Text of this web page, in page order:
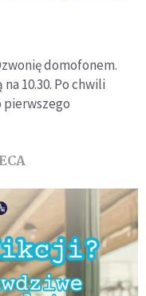
domofonem.
10.30. Po chwili
pierwszego